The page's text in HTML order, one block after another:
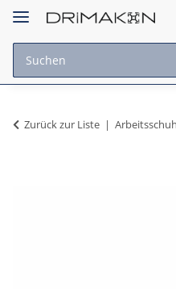
Zurück zur Liste